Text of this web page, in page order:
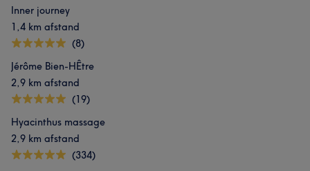
Inner journey
1,4 km afstand
(8)
Jérôme Bien-HÊtre
2,9 km afstand
(19)
Hyacinthus massage
2,9 km afstand
(334)